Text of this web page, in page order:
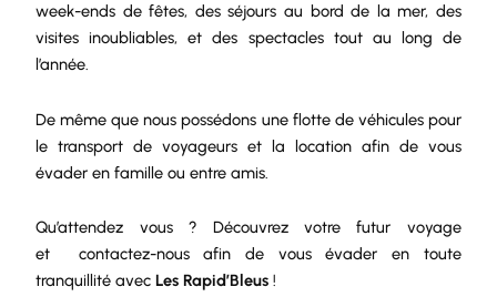
week-ends de fêtes, des séjours au bord de la mer, des
visites inoubliables, et des spectacles tout au long de
l’année.
De même que nous possédons une flotte de véhiculespour
letransport de voyageurs et la locationafin de vous
évader en famille ou entre amis.
Qu’attendez vous ? Découvrez votre futur voyage
et contactez-nousafin de vous évader en toute
tranquillité avecLes Rapid’Bleus !